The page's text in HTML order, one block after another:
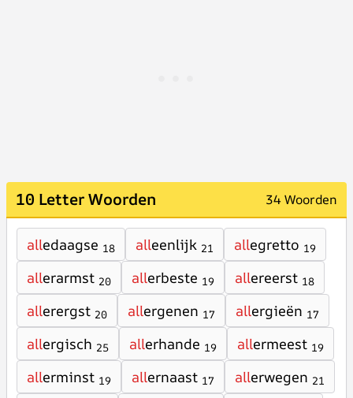
10 Letter Woorden 34 Woorden
alledaagse 18 alleenlijk 21 allegretto 19
allerarmst 20 allerbeste 19 allereerst 18
allerergst 20 allergenen 17 allergieën 17
allergisch 25 allerhande 19 allermeest 19
allerminst 19 allernaast 17 allerwegen 21